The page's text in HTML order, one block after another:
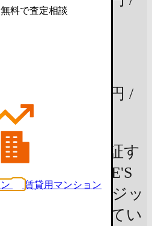
の部屋
（61万円 /
資産価値を保証す
LIFULL HOME'S
元に独自のロジッ
情報を表示してい
料で査定相談
賃貸用マンション